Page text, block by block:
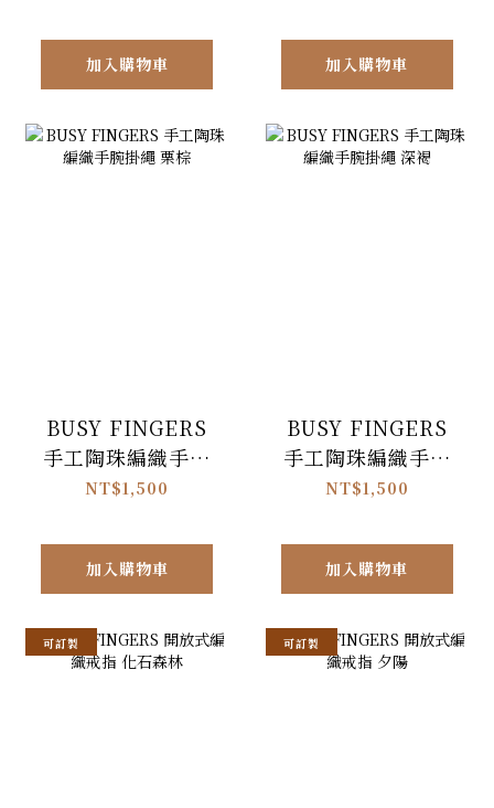
加入購物車 加入購物車
BUSY FINGERS
手工陶珠編織手腕
掛繩 栗棕
NT$1,500
加入購物車
BUSY FINGERS
手工陶珠編織手腕
掛繩 深褐
NT$1,500
加入購物車
可訂製 可訂製